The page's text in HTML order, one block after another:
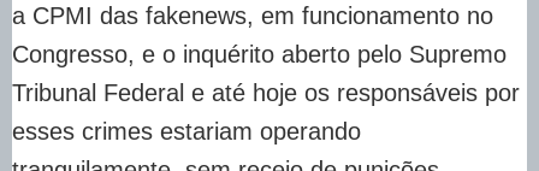
a CPMI das fakenews, em funcionamento no
Congresso, e o inquérito aberto pelo Supremo
Tribunal Federal e até hoje os responsáveis por
esses crimes estariam operando